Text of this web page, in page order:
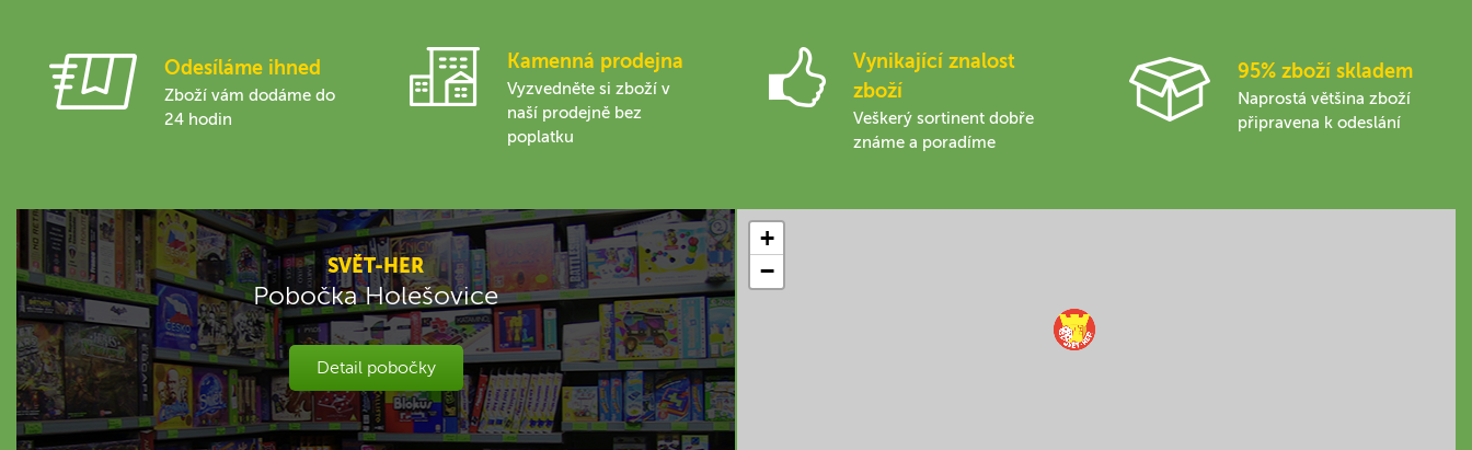
Odesíláme ihned
Zboží vám dodáme do
24 hodin
Kamenná prodejna
Vyzvedněte si zboží v
naší prodejně bez
poplatku
Vynikající znalost
zboží
Veškerý sortinent dobře
známe a poradíme
95% zboží skladem
Naprostá většina zboží
připravena k odeslání
SVĚT-HER
Pobočka Holešovice
Detail pobočky
+
−